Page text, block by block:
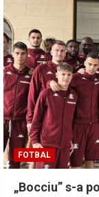
FOTBAL
„Bocciu” s-a